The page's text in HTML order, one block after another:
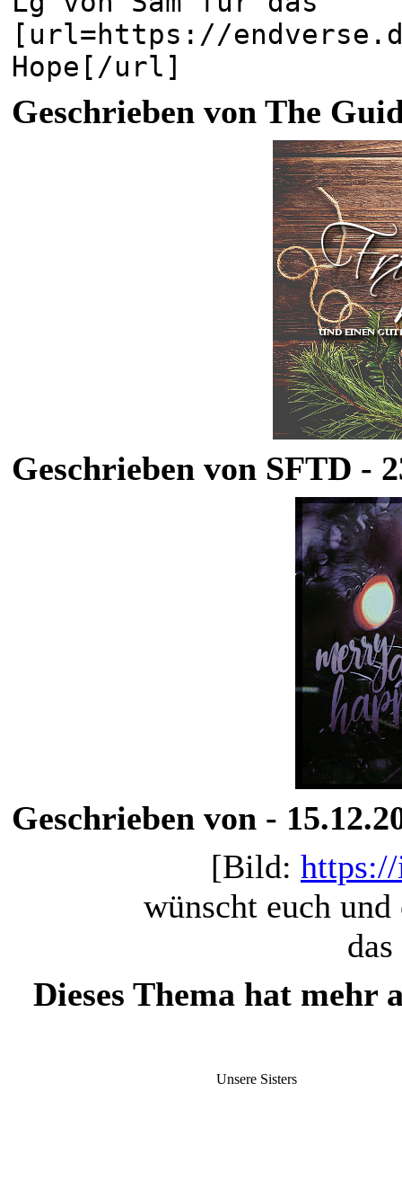
[url=https://
Hope[/url]
Geschrieben von The
Geschrieben von SFTD -
Geschrieben von -
[Bild:
wünscht euch
das
Dieses Thema hat mehr
Unsere Sisters